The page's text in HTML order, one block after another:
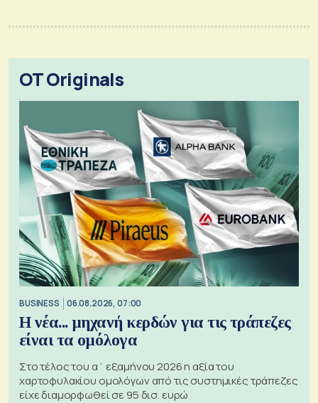
OT Originals
BUSINESS 06.08.2026, 07:00
Η νέα... μηχανή κερδών για τις τράπεζες
είναι τα ομόλογα
Στο τέλος του α΄ εξαμήνου 2026 η αξία του
χαρτοφυλακίου ομολόγων από τις συστημικές τράπεζες
είχε διαμορφωθεί σε 95 δισ. ευρώ